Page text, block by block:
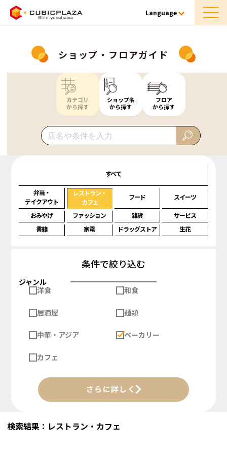
Language
ショップ・フロアガイド
カテゴリ
から探す
ショップ名
から探す
フロア
から探す
すべて
弁当・
テイクアウト
レストラン・
カフェ
フード スイーツ
おみやげ ファッション 雑貨
サービス
書籍
家電 ドラッグストア 生花
条件で絞り込む
ジャンル
洋食
和食
居酒屋 麺類
中華・アジア ベーカリー
カフェ
さらに詳しく
検索結果：レストラン・カフェ